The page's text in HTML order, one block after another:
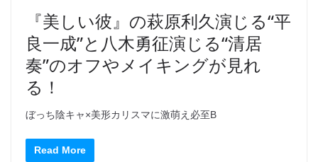
『美しい彼』の萩原利久演じる“平
良一成”と八木勇征演じる“清居
奏”のオフやメイキングが見れ
る！
ぼっち陰キャ×美形カリスマに激萌え必至B
Read More